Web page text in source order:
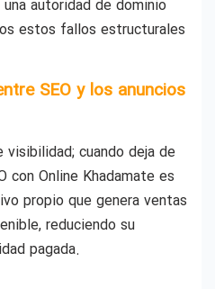
autoridad de dominio
estos fallos estructurales
SEO y los anuncios
visibilidad; cuando deja de
con Online Khadamate es
propio que genera ventas
reduciendo su
pagada.